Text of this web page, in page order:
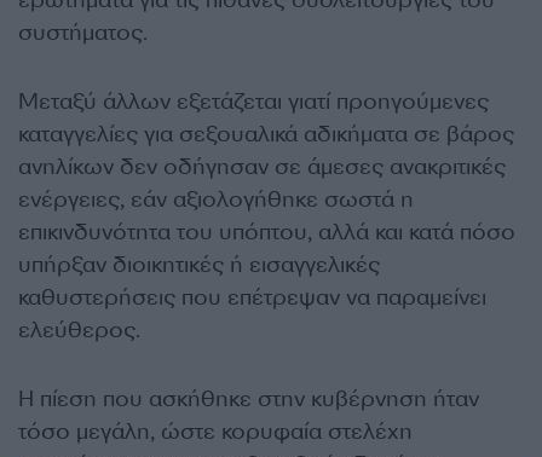
συστήματος.
Μεταξύ άλλων εξετάζεται γιατί προηγούμενες
καταγγελίες για σεξουαλικά αδικήματα σε βάρος
ανηλίκων δεν οδήγησαν σε άμεσες ανακριτικές
ενέργειες, εάν αξιολογήθηκε σωστά η
επικινδυνότητα του υπόπτου, αλλά και κατά πόσο
υπήρξαν διοικητικές ή εισαγγελικές
καθυστερήσεις που επέτρεψαν να παραμείνει
ελεύθερος.
Η πίεση που ασκήθηκε στην κυβέρνηση ήταν
τόσο μεγάλη, ώστε κορυφαία στελέχη